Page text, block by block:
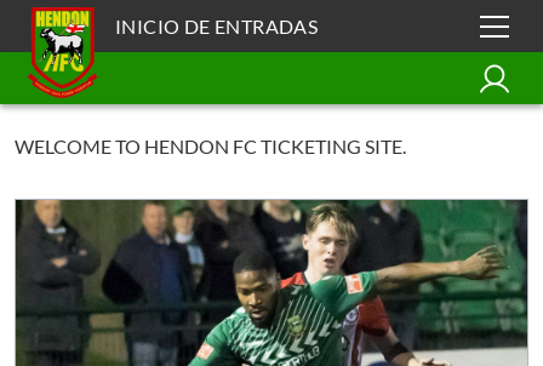
INICIO DE ENTRADAS
WELCOME TO HENDON FC TICKETING SITE.